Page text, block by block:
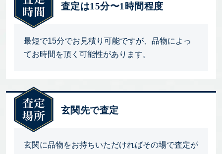
査定は15分〜1時間程度
最短で15分でお見積り可能ですが、品物によっ
てお時間を頂く可能性があります。
玄関先で査定
玄関に品物をお持ちいただければその場で査定が